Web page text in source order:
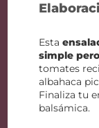
Esta
simple
tomates
albahaca
Finaliza tu
balsámica.